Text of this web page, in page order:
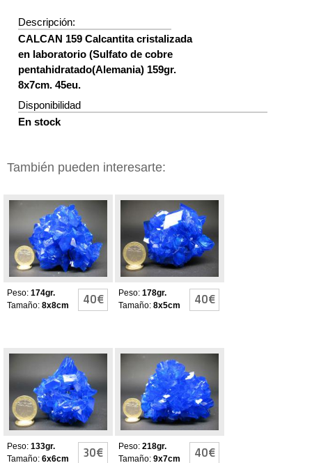
Descripción:
CALCAN 159 Calcantita cristalizada
en laboratorio (Sulfato de cobre
pentahidratado(Alemania) 159gr.
8x7cm. 45eu.
Disponibilidad
En stock
También pueden interesarte:
Calcantita
Peso: 174gr.
Tamaño: 8x8cm 40€
Calcantita
Peso: 178gr.
Tamaño: 8x5cm 40€
Calcantita
Peso: 133gr.
Tamaño: 6x6cm 30€
Calcantita
Peso: 218gr.
Tamaño: 9x7cm 40€